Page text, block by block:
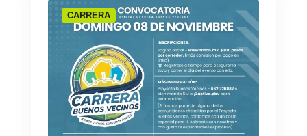
CARRERA